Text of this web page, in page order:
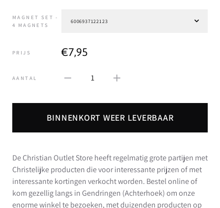
MAGNET SET -
4 MAGNETS
PRIJS €7,95
AANTAL 1
BINNENKORT WEER LEVERBAAR
De Christian Outlet Store heeft regelmatig grote partijen met
Christelijke producten die voor interessante prijzen of met
interessante kortingen verkocht worden. Bestel online of
kom gezellig langs in Gendringen (Achterhoek) om onze
enorme winkel te bezoeken, met duizenden producten op